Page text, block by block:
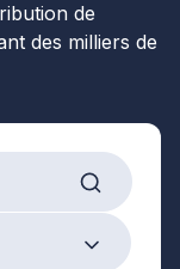
de
des milliers de